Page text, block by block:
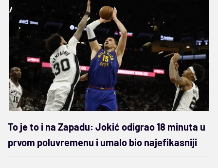
To je to i na Zapadu: Jokić odigrao 18 minuta u
prvom poluvremenu i umalo bio najefikasniji